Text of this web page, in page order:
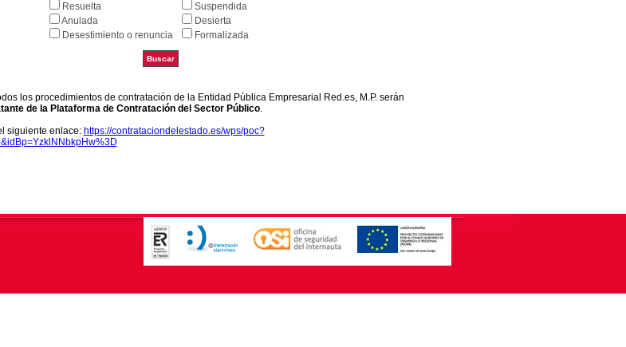
Resuelta
Suspendida
Anulada
Desierta
Desestimiento o renuncia
Formalizada
los procedimientos de contratación de la Entidad Pública Empresarial Red.es, M.P. serán
de la Plataforma de Contratación del Sector Público.
siguiente enlace: https://contrataciondelestado.es/wps/poc?